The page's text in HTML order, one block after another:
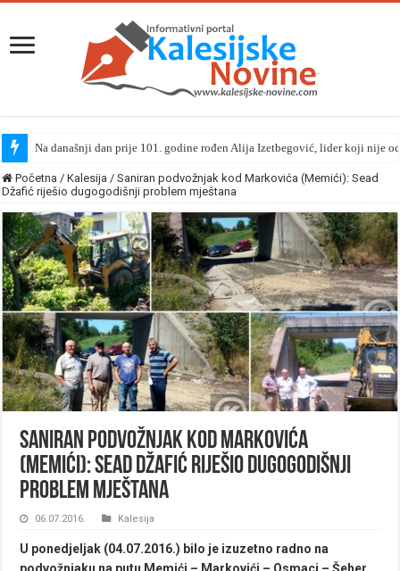
Na današnji dan prije 101. godine rođen Alija Izetbegović, lider koji nije
Početna / Kalesija / Saniran podvožnjak kod Markovića (Memići): Sead
Džafić riješio dugogodišnji problem mještana
Saniran podvožnjak kod Markovića
(Memići): Sead Džafić riješio dugogodišnji
problem mještana
06.07.2016. Kalesija
U ponedjeljak (04.07.2016.) bilo je izuzetno radno na
podvožnjaku na putu Memići – Markovići – Osmaci – Šeher.